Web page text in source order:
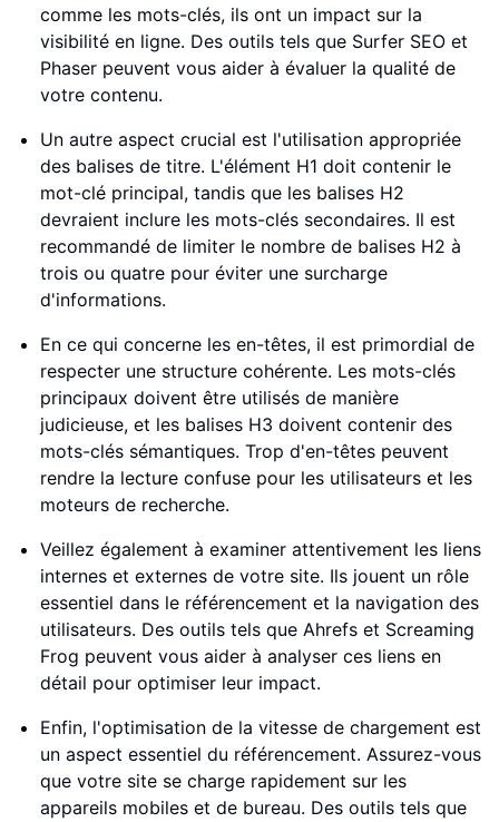
comme les mots-clés, ils ont un impact sur la
visibilité en ligne. Des outils tels que Surfer SEO et
Phaser peuvent vous aider à évaluer la qualité de
votre contenu.
Un autre aspect crucial est l'utilisation appropriée
des balises de titre. L'élément H1 doit contenir le
mot-clé principal, tandis que les balises H2
devraient inclure les mots-clés secondaires. Il est
recommandé de limiter le nombre de balises H2 à
trois ou quatre pour éviter une surcharge
d'informations.
En ce qui concerne les en-têtes, il est primordial de
respecter une structure cohérente. Les mots-clés
principaux doivent être utilisés de manière
judicieuse, et les balises H3 doivent contenir des
mots-clés sémantiques. Trop d'en-têtes peuvent
rendre la lecture confuse pour les utilisateurs et les
moteurs de recherche.
Veillez également à examiner attentivement les liens
internes et externes de votre site. Ils jouent un rôle
essentiel dans le référencement et la navigation des
utilisateurs. Des outils tels que Ahrefs et Screaming
Frog peuvent vous aider à analyser ces liens en
détail pour optimiser leur impact.
Enfin, l'optimisation de la vitesse de chargement est
un aspect essentiel du référencement. Assurez-vous
que votre site se charge rapidement sur les
appareils mobiles et de bureau. Des outils tels que